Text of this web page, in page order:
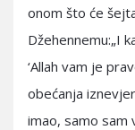
onom što će
Džehennemu:„I
‘Allah vam je
obećanja
imao, samo sam